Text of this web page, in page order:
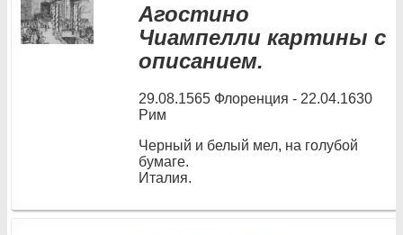
Агостино
Чиампелли картины с
описанием.
29.08.1565 Флоренция - 22.04.1630
Рим
Черный и белый мел, на голубой
бумаге.
Италия.